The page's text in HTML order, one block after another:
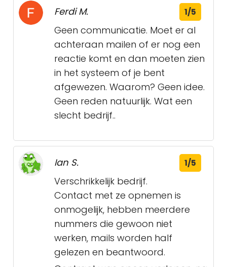
Ferdi M. 1/5
Geen communicatie. Moet er al
achteraan mailen of er nog een
reactie komt en dan moeten zien
in het systeem of je bent
afgewezen. Waarom? Geen idee.
Geen reden natuurlijk. Wat een
slecht bedrijf..
Ian S. 1/5
Verschrikkelijk bedrijf.
Contact met ze opnemen is
onmogelijk, hebben meerdere
nummers die gewoon niet
werken, mails worden half
gelezen en beantwoord.